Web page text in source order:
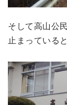
そして高山公
止まっている